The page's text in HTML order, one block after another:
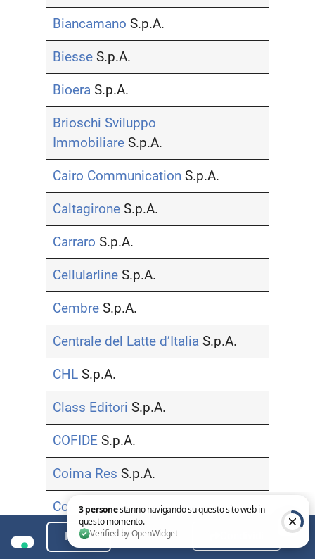
Biancamano S.p.A.
Biesse S.p.A.
Bioera S.p.A.
Brioschi Sviluppo
Immobiliare S.p.A.
Cairo Communication S.p.A.
Caltagirone S.p.A.
Carraro S.p.A.
Cellularline S.p.A.
Cembre S.p.A.
Centrale del Latte d’Italia S.p.A.
CHL S.p.A.
Class Editori S.p.A.
COFIDE S.p.A.
Coima Res S.p.A.
Compagnia Immobiliare
AzionariaS.p.A.
Indice